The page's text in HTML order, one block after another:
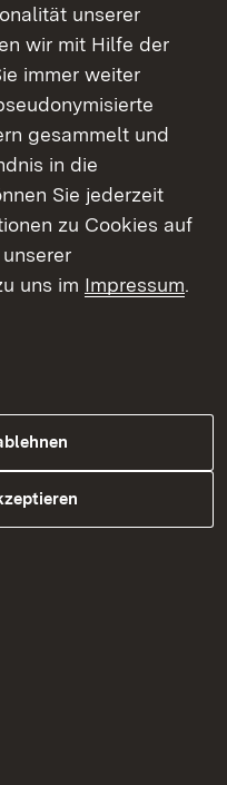
Süd (Bad
unserer
wir mit Hilfe der
immer weiter
gesammelt und
in die
Sie jederzeit
zu Cookies auf
uns im Impressum.